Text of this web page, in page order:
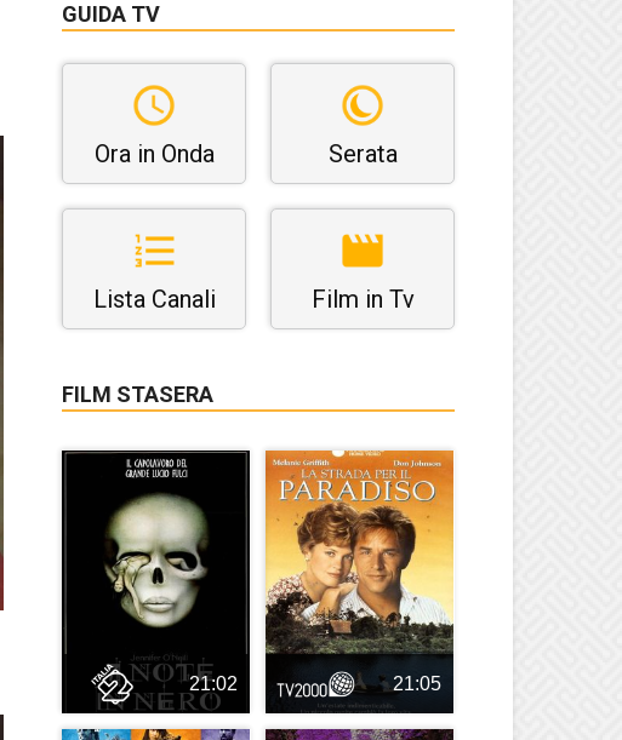
GUIDA TV
Ora in Onda Serata
Lista Canali Film in Tv
FILM STASERA
21:02 21:05